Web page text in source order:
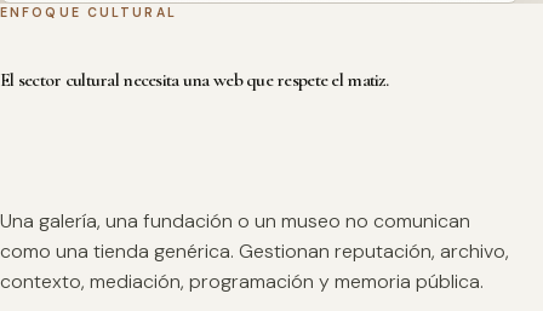
ENFOQUE CULTURAL
El sector cultural necesita una web que respete el matiz.
Una galería, una fundación o un museo no comunican
como una tienda genérica. Gestionan reputación, archivo,
contexto, mediación, programación y memoria pública.